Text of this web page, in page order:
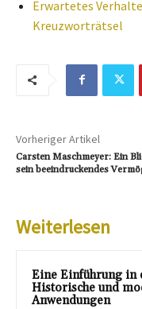
Erwartetes
Kreuzworträtsel
Vorheriger Artikel
Carsten Maschmeyer: Ein
sein beeindruckendes
Weiterlesen
Eine Einführung in
Historische und
Anwendungen